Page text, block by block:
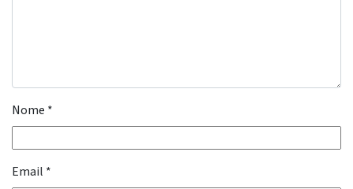
Nome *
Email *